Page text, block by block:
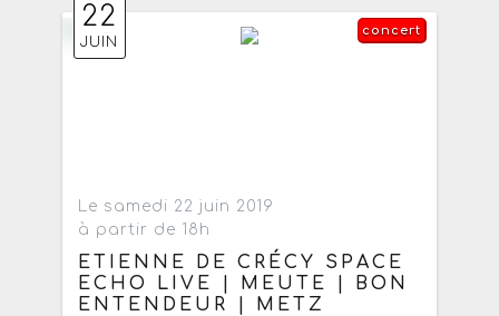
22
JUIN
concert
Le samedi 22 juin 2019
à partir de 18h
ETIENNE DE CRÉCY SPACE
ECHO LIVE | MEUTE | BON
ENTENDEUR | METZ